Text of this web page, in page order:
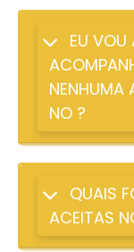
NENHUMA
NO ?
ACEITAS